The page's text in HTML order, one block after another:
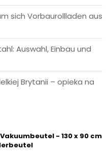
sich Vorbaurollladen aus
Auswahl, Einbau und
Brytanii – opieka na
- 130 x 90 cm